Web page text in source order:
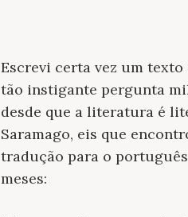
Escrevi certa vez um
tão instigante pergunta
desde que a literatura é
Saramago, eis que
tradução para o
meses: